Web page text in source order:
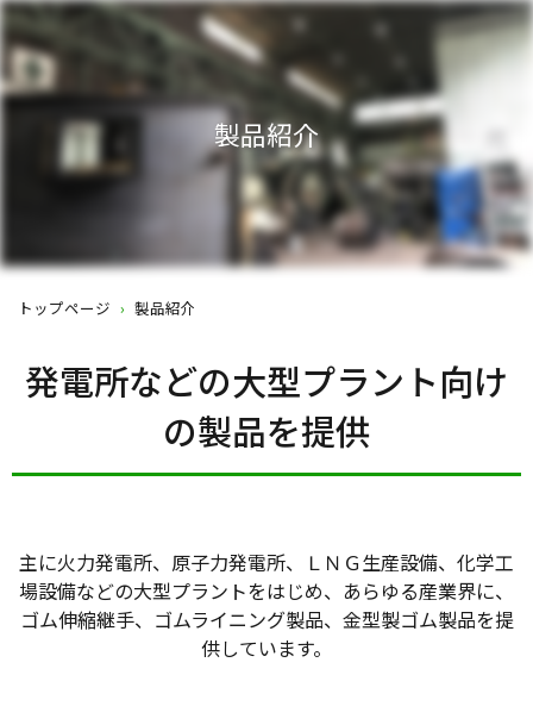
製品紹介
トップページ › 製品紹介
発電所などの大型プラント向け
の製品を提供
主に火力発電所、原子力発電所、ＬＮＧ生産設備、化学工
場設備などの大型プラントをはじめ、あらゆる産業界に、
ゴム伸縮継手、ゴムライニング製品、金型製ゴム製品を提
供しています。